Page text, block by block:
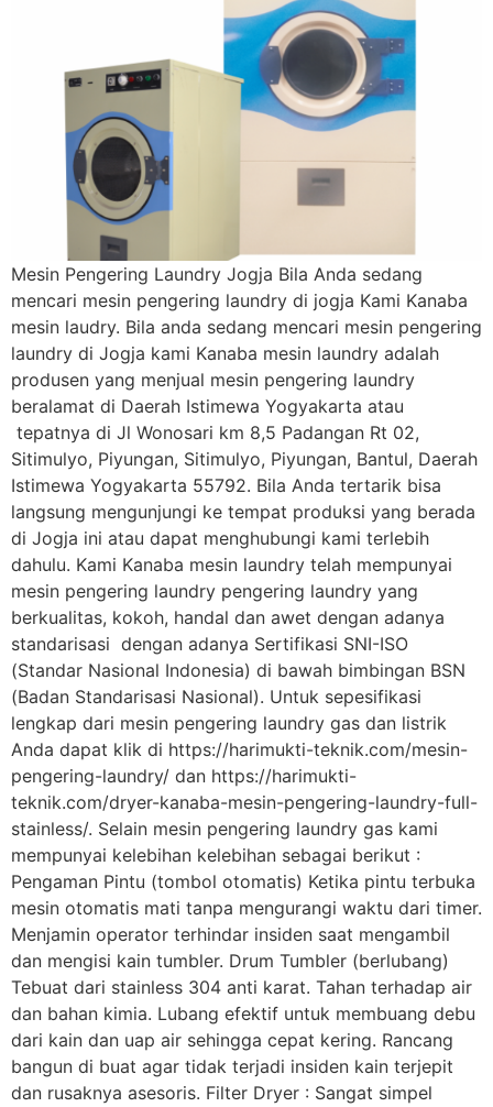
Mesin Pengering Laundry Jogja Bila Anda sedang
mencari mesin pengering laundry di jogja Kami Kanaba
mesin laudry. Bila anda sedang mencari mesin pengering
laundry di Jogja kami Kanaba mesin laundry adalah
produsen yang menjual mesin pengering laundry
beralamat di Daerah Istimewa Yogyakarta atau
tepatnya di Jl Wonosari km 8,5 Padangan Rt 02,
Sitimulyo, Piyungan, Sitimulyo, Piyungan, Bantul, Daerah
Istimewa Yogyakarta 55792. Bila Anda tertarik bisa
langsung mengunjungi ke tempat produksi yang berada
di Jogja ini atau dapat menghubungi kami terlebih
dahulu. Kami Kanaba mesin laundry telah mempunyai
mesin pengering laundry pengering laundry yang
berkualitas, kokoh, handal dan awet dengan adanya
standarisasi dengan adanya Sertifikasi SNI-ISO
(Standar Nasional Indonesia) di bawah bimbingan BSN
(Badan Standarisasi Nasional). Untuk sepesifikasi
lengkap dari mesin pengering laundry gas dan listrik
Anda dapat klik di https://harimukti-teknik.com/mesin-
pengering-laundry/ dan https://harimukti-
teknik.com/dryer-kanaba-mesin-pengering-laundry-full-
stainless/. Selain mesin pengering laundry gas kami
mempunyai kelebihan kelebihan sebagai berikut :
Pengaman Pintu (tombol otomatis) Ketika pintu terbuka
mesin otomatis mati tanpa mengurangi waktu dari timer.
Menjamin operator terhindar insiden saat mengambil
dan mengisi kain tumbler. Drum Tumbler (berlubang)
Tebuat dari stainless 304 anti karat. Tahan terhadap air
dan bahan kimia. Lubang efektif untuk membuang debu
dari kain dan uap air sehingga cepat kering. Rancang
bangun di buat agar tidak terjadi insiden kain terjepit
dan rusaknya asesoris. Filter Dryer : Sangat simpel